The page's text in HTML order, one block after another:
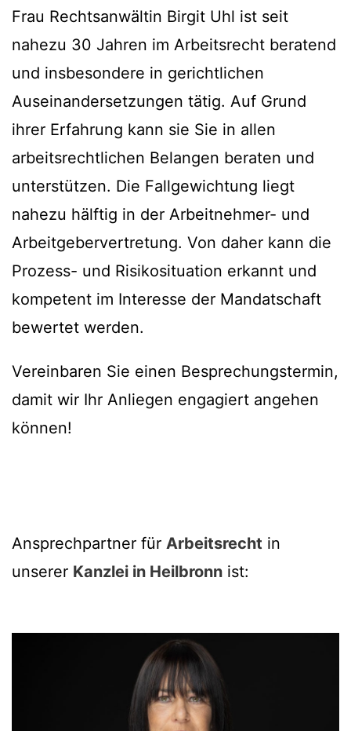
Frau Rechtsanwältin Birgit Uhl ist seit
nahezu 30 Jahren im Arbeitsrecht beratend
und insbesondere in gerichtlichen
Auseinandersetzungen tätig. Auf Grund
ihrer Erfahrung kann sie Sie in allen
arbeitsrechtlichen Belangen beraten und
unterstützen. Die Fallgewichtung liegt
nahezu hälftig in der Arbeitnehmer- und
Arbeitgebervertretung. Von daher kann die
Prozess- und Risikosituation erkannt und
kompetent im Interesse der Mandatschaft
bewertet werden.
Vereinbaren Sie einen Besprechungstermin,
damit wir Ihr Anliegen engagiert angehen
können!
Ansprechpartner für Arbeitsrecht in
unserer Kanzlei in Heilbronn ist: